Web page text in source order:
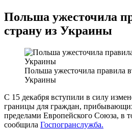
Польша ужесточила
страну из Украины
Польша ужесточила правила
Украины
С 15 декабря вступили в силу
границы для граждан,
пределами Европейского Союза, в
сообщила Госпогранслужба.